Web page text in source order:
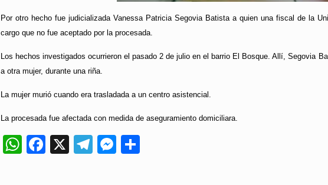
Por otro hecho fue judicializada Vanessa Patricia Segovia Batista a quien una fiscal de la
cargo que no fue aceptado por la procesada.
Los hechos investigados ocurrieron el pasado 2 de julio en el barrio El Bosque. Allí, Segovia
a otra mujer, durante una riña.
La mujer murió cuando era trasladada a un centro asistencial.
La procesada fue afectada con medida de aseguramiento domiciliara.
WhatsApp
Facebook
X Telegram
Messenger